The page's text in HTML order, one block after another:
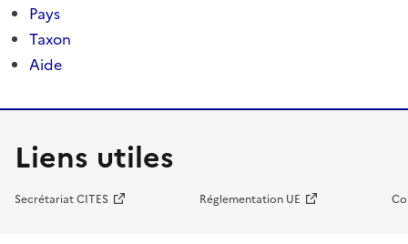
Pays
Taxon
Aide
Liens utiles
Secrétariat CITES Réglementation UE